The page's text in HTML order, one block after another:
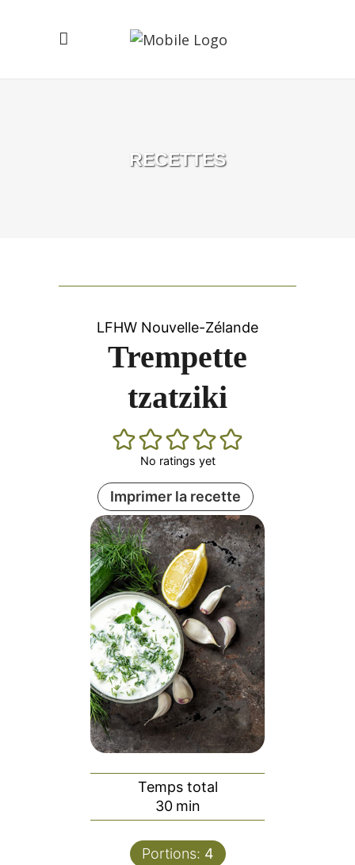
RECETTES
LFHW Nouvelle-Zélande
Trempette
tzatziki
No ratings yet
Imprimer la recette
Temps total
30minutes
min
Portions: 4